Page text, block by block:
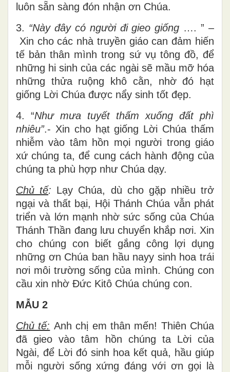
luôn sẵn sàng đón nhận ơn Chúa.
3. “Này đây có người đi gieo giống …. ” –
Xin cho các nhà truyền giáo can đảm hiến
tế bản thân mình trong sứ vụ tông đồ, để
những hi sinh của các ngài sẽ mầu mỡ hóa
những thửa ruộng khô cằn, nhờ đó hạt
giống Lời Chúa được nẩy sinh tốt đẹp.
4. “Như mưa tuyết thấm xuống đất phì
nhiêu”.- Xin cho hạt giống Lời Chúa thấm
nhiễm vào tâm hồn mọi người trong giáo
xứ chúng ta, để cung cách hành động của
chúng ta phù hợp như Chúa dạy.
Chủ tế: Lạy Chúa, dù cho gặp nhiều trở
ngại và thất bại, Hội Thánh Chúa vẫn phát
triển và lớn mạnh nhờ sức sống của Chúa
Thánh Thần đang lưu chuyển khắp nơi. Xin
cho chúng con biết gắng công lợi dụng
những ơn Chúa ban hầu nayy sinh hoa trái
nơi môi trường sống của mình. Chúng con
cầu xin nhờ Đức Kitô Chúa chúng con.
MẪU 2
Chủ tế: Anh chị em thân mến! Thiên Chúa
đã gieo vào tâm hồn chúng ta Lời của
Ngài, để Lời đó sinh hoa kết quả, hầu giúp
mỗi người sống xứng đáng với ơn gọi là